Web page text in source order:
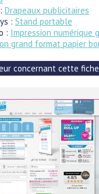
Drapeaux publicitaires
: Stand portable
: Impression numérique
grand format papier